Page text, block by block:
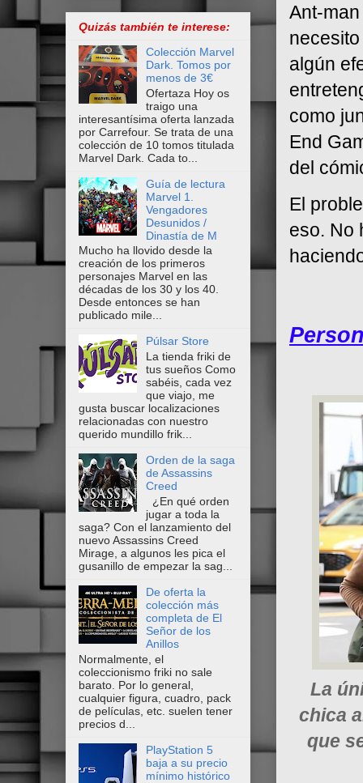
Ant-
algún
como
End
del
El
eso. No
La
chica
que
Quizás también te interese:
Colección Marvel
Dark. Tomos por
menos de 3€
Ofertaza Hoy os
traigo una
interesantísima oferta lanzada
por Carrefour. Se trata de una
colección de 10 tomos titulada
Marvel Dark. Cada to...
Guía de lectura
Marvel 1.
Vengadores
Desunidos /
Dinastía de M
Mucho ha llovido desde la
creación de los primeros
personajes Marvel en las
décadas de los 30 y los 40.
Desde entonces se han
publicado mile...
Púlsar Store
La tienda friki de
tus sueños Como
sabéis, cada vez
que viajo, me
gusta buscar localizaciones
relacionadas con nuestro
querido mundillo frik...
Orden de la saga
de Assassins
Creed
¿En qué orden
jugar a toda la
saga? Con el lanzamiento del
nuevo Assassins Creed
Mirage, a algunos les pica el
gusanillo de empezar la sag...
De oferta la
colección más
completa de El
Señor de los
Anillos
Normalmente, el
coleccionismo friki no sale
barato. Por lo general,
cualquier figura, cuadro, pack
de películas, etc. suelen tener
precios d...
PlayStation 5
baja a su precio
mínimo histórico